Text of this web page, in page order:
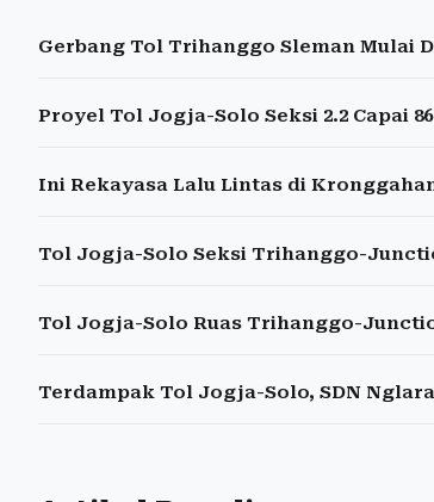
Gerbang Tol Trihanggo Sleman Mulai
Proyel Tol Jogja-Solo Seksi 2.2 Capai
Ini Rekayasa Lalu Lintas di
Tol Jogja-Solo Seksi Trihanggo-
Tol Jogja-Solo Ruas Trihanggo-
Terdampak Tol Jogja-Solo, SDN